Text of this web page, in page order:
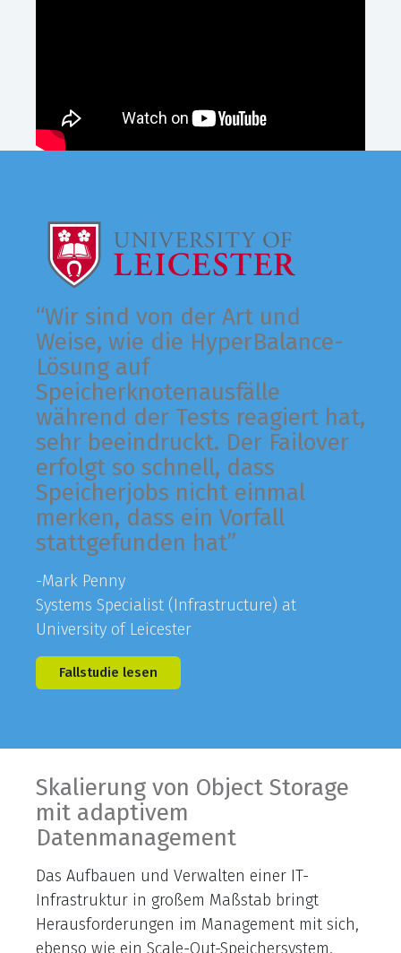
“Wir sind von der Art und
Weise, wie die HyperBalance-
Lösung auf
Speicherknotenausfälle
während der Tests reagiert hat,
sehr beeindruckt. Der Failover
erfolgt so schnell, dass
Speicherjobs nicht einmal
merken, dass ein Vorfall
stattgefunden hat”
-Mark Penny​
Systems Specialist (Infrastructure) at
University of Leicester
Fallstudie lesen
Skalierung von Object Storage
mit adaptivem
Datenmanagement
Das Aufbauen und Verwalten einer IT-
Infrastruktur in großem Maßstab bringt
Herausforderungen im Management mit sich,
ebenso wie ein Scale-Out-Speichersystem.